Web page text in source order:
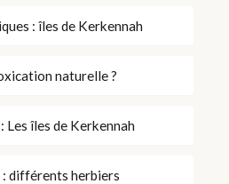
: îles de Kerkennah
naturelle ?
Les îles de Kerkennah
différents herbiers